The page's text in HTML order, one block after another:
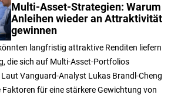
Multi-Asset-Strategien: Warum
Anleihen wieder an Attraktivität
gewinnen
langfristig attraktive Renditen liefern
die sich auf Multi-Asset-Portfolios
Vanguard-Analyst Lukas Brandl-Cheng
Faktoren für eine stärkere Gewichtung von